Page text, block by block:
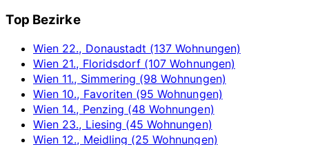
Top Bezirke
Wien 22., Donaustadt (137 Wohnungen)
Wien 21., Floridsdorf (107 Wohnungen)
Wien 11., Simmering (98 Wohnungen)
Wien 10., Favoriten (95 Wohnungen)
Wien 14., Penzing (48 Wohnungen)
Wien 23., Liesing (45 Wohnungen)
Wien 12., Meidling (25 Wohnungen)